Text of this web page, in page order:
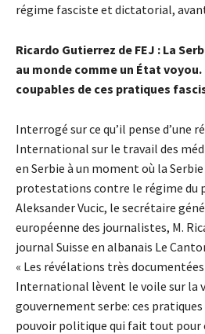
régime fasciste et dictatorial,
Ricardo Gutierrez de FEJ : La
au monde comme un État
coupables de ces pratiques
Interrogé sur ce qu’il pense d’une
International sur le travail des
en Serbie à un moment où la
protestations contre le régime du
Aleksander Vucic, le secrétaire
européenne des journalistes, M.
journal Suisse en albanais Le
« Les révélations très
International lèvent le voile sur la
gouvernement serbe: ces
pouvoir politique qui fait tout pour